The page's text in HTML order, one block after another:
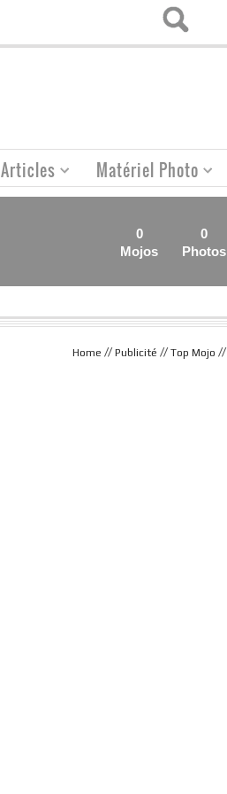
Articles Matériel Photo
0
Mojos
0
Photos
Home // Publicité // Top Mojo //